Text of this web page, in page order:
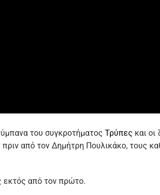
του συγκροτήματος Τρύπες και
από τον Δημήτρη Πουλικάκο, τους
εκτός από τον πρώτο.